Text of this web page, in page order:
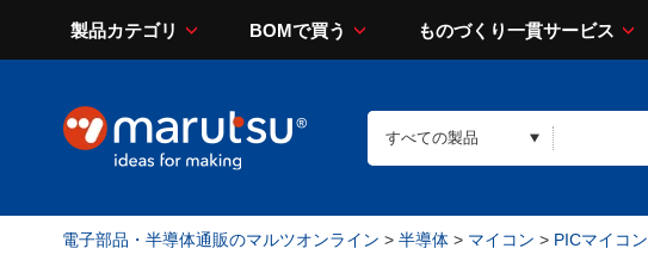
製品カテゴリ BOMで買う ものづくり一貫サービス
電子部品・半導体通販のマルツオンライン > 半導体 > マイコン > PICマイコン